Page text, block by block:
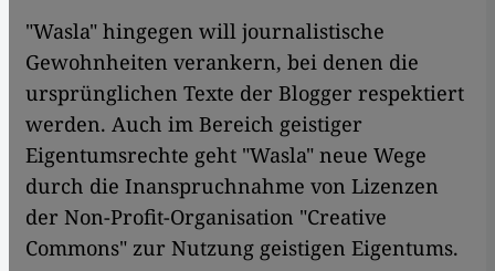
​​"Wasla" hingegen will journalistische
Gewohnheiten verankern, bei denen die
ursprünglichen Texte der Blogger respektiert
werden. Auch im Bereich geistiger
Eigentumsrechte geht "Wasla" neue Wege
durch die Inanspruchnahme von Lizenzen
der Non-Profit-Organisation "Creative
Commons" zur Nutzung geistigen Eigentums.